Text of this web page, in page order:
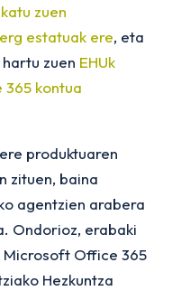
zuen
estatuak ere, eta
zuen EHUk
kontua
produktuaren
zituen, baina
agentzien arabera
Ondorioz, erabaki
Microsoft Office 365
Hezkuntza